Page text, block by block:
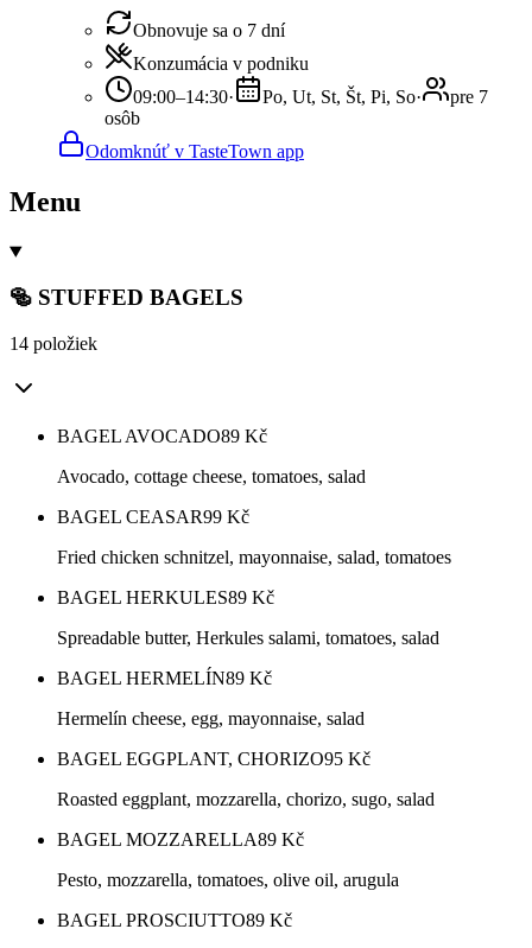
Obnovuje sa o 7 dní
Konzumácia v podniku
09:00–14:30· Po, Ut, St, Št, Pi, So·
pre 7
osôb
Odomknúť v TasteTown app
Menu
🥯 STUFFED BAGELS
14 položiek
BAGEL AVOCADO89 Kč
Avocado, cottage cheese, tomatoes, salad
BAGEL CEASAR99 Kč
Fried chicken schnitzel, mayonnaise, salad, tomatoes
BAGEL HERKULES89 Kč
Spreadable butter, Herkules salami, tomatoes, salad
BAGEL HERMELÍN89 Kč
Hermelín cheese, egg, mayonnaise, salad
BAGEL EGGPLANT, CHORIZO95 Kč
Roasted eggplant, mozzarella, chorizo, sugo, salad
BAGEL MOZZARELLA89 Kč
Pesto, mozzarella, tomatoes, olive oil, arugula
BAGEL PROSCIUTTO89 Kč